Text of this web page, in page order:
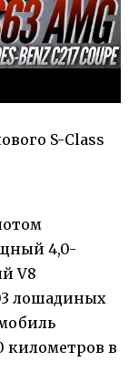
S-Class
4,0-
V8
лошадиных
километров в